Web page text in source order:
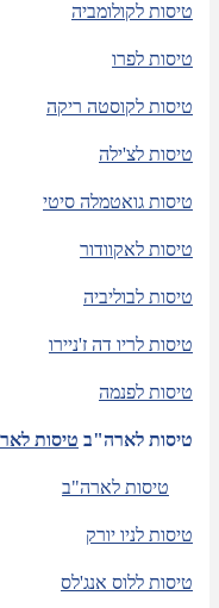
טיסות לקולומביה
טיסות לפרו
טיסות לקוסטה ריקה
טיסות לצ'ילה
טיסות גואטמלה סיטי
טיסות לאקוודור
טיסות לבוליביה
טיסות לריו דה ז'ניירו
טיסות לפנמה
טיסות לארה"ב טיסות
טיסות לארה"ב
טיסות לניו יורק
טיסות ללוס אנג'לס